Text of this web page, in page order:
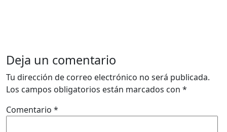
Deja un comentario
Tu dirección de correo electrónico no será publicada.
Los campos obligatorios están marcados con *
Comentario *